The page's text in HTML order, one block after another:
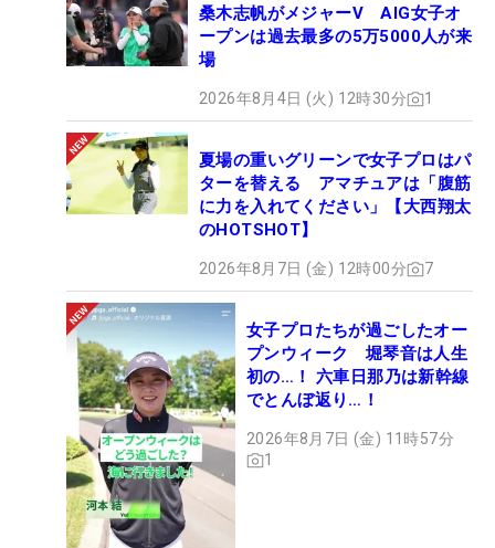
桑木志帆がメジャーV AIG女子オ
ープンは過去最多の5万5000人が来
場
2026年8月4日 (火) 12時30分 1
夏場の重いグリーンで女子プロはパ
ターを替える アマチュアは「腹筋
に力を入れてください」【大西翔太
のHOTSHOT】
2026年8月7日 (金) 12時00分 7
女子プロたちが過ごしたオー
プンウィーク 堀琴音は人生
初の…！ 六車日那乃は新幹線
でとんぼ返り…！
2026年8月7日 (金) 11時57分
1